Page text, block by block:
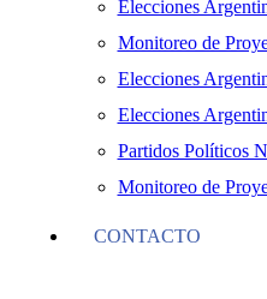
Elecciones
Monitoreo de
Elecciones
Elecciones
Partidos Políticos
Monitoreo de
CONTACTO